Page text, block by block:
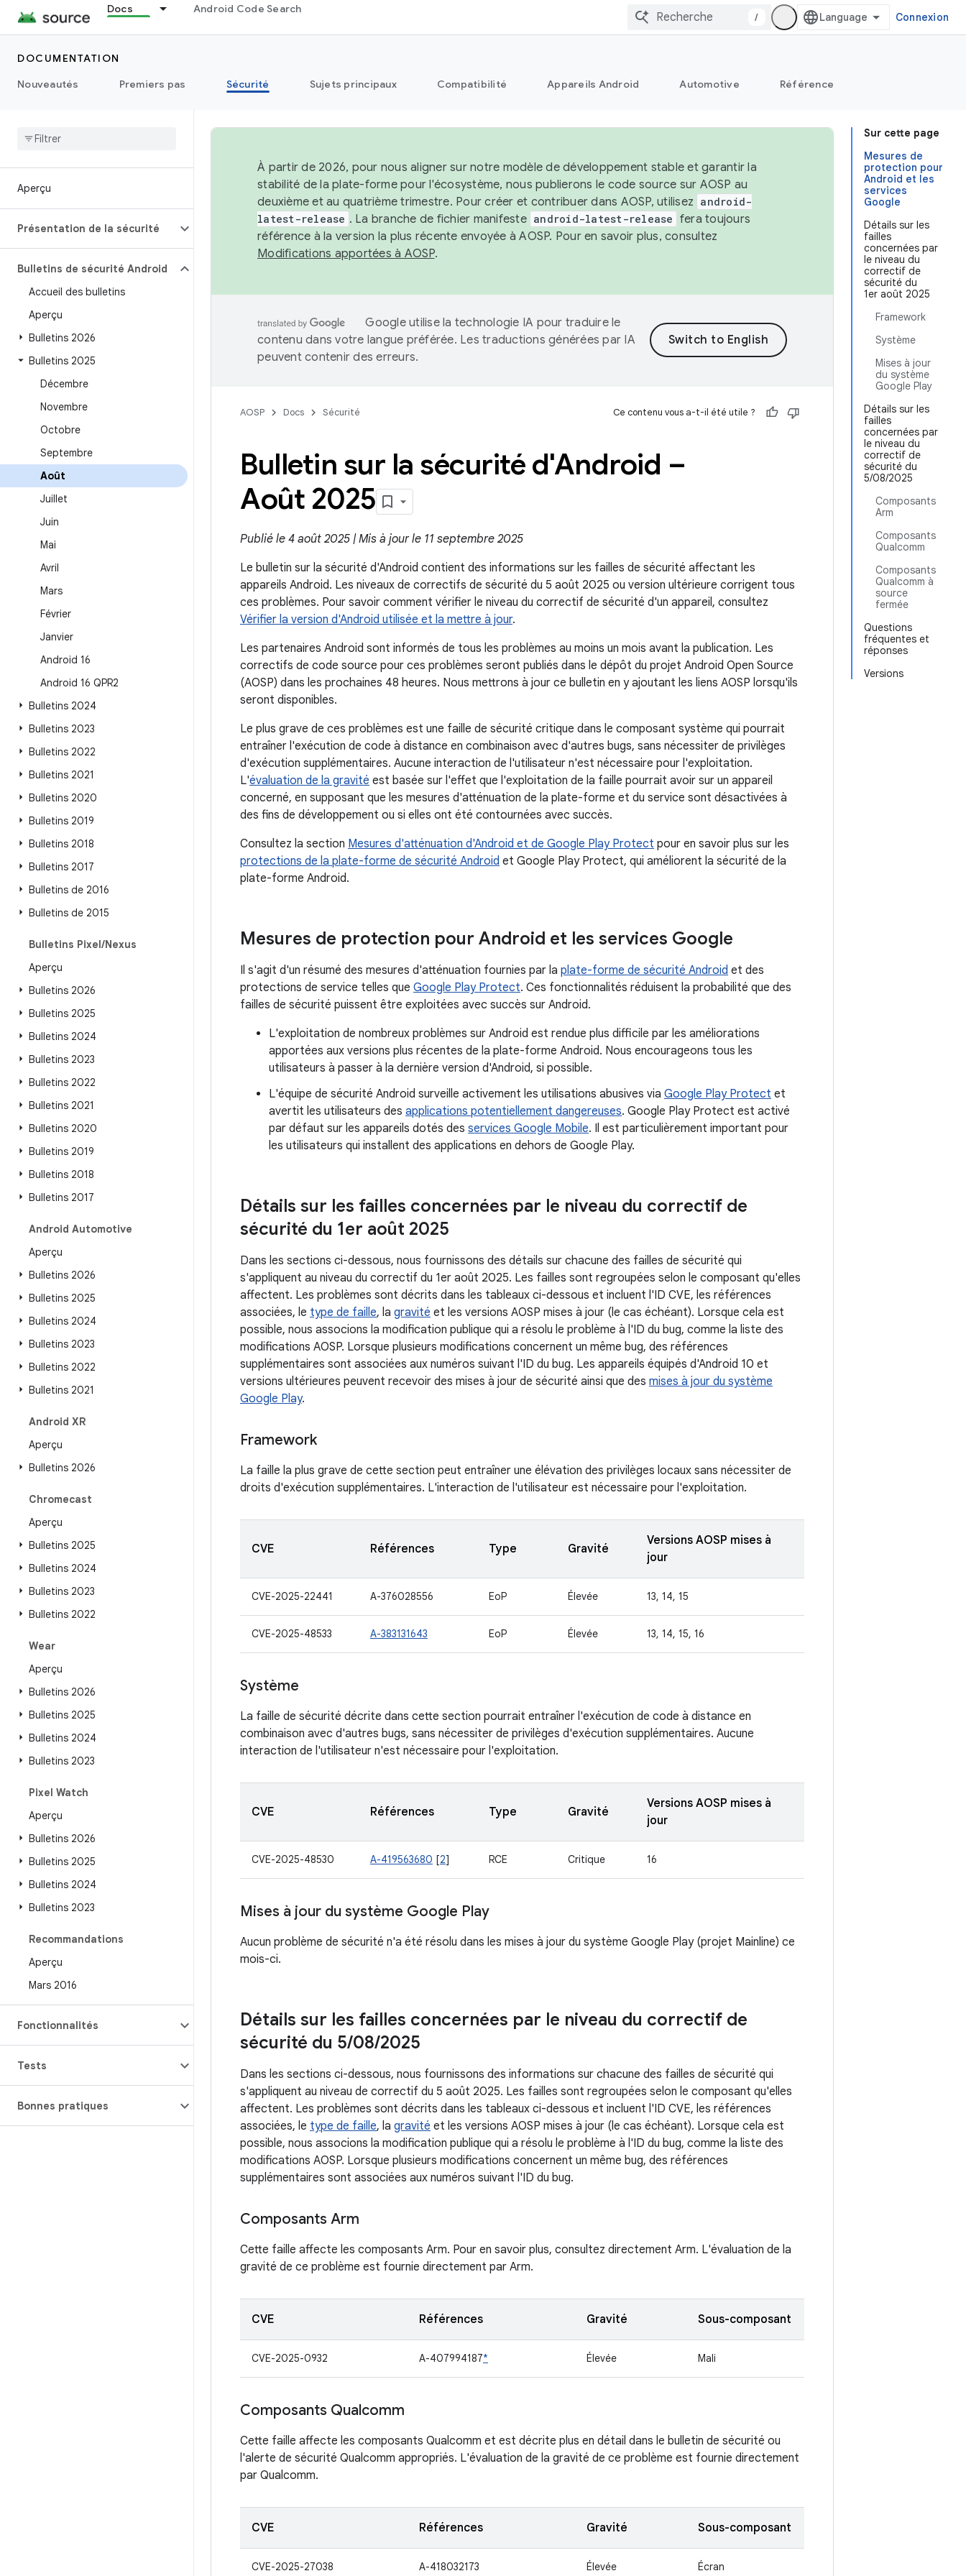
Docs Android Code Search
/ Connexion
DOCUMENTATION
Nouveautés
Premiers pas Sécurité Sujets principaux Compatibilité Appareils Android Automotive Référence
Aperçu
Présentation de la sécurité
Bulletins de sécurité Android
Accueil des bulletins
Aperçu
Bulletins 2026
Bulletins 2025
Décembre
Novembre
Octobre
Septembre
Août
Juillet
Juin
Mai
Avril
Mars
Février
Janvier
Android 16
Android 16 QPR2
Bulletins 2024
Bulletins 2023
Bulletins 2022
Bulletins 2021
Bulletins 2020
Bulletins 2019
Bulletins 2018
Bulletins 2017
Bulletins de 2016
Bulletins de 2015
Bulletins Pixel/Nexus
Aperçu
Bulletins 2026
Bulletins 2025
Bulletins 2024
Bulletins 2023
Bulletins 2022
Bulletins 2021
Bulletins 2020
Bulletins 2019
Bulletins 2018
Bulletins 2017
Android Automotive
Aperçu
Bulletins 2026
Bulletins 2025
Bulletins 2024
Bulletins 2023
Bulletins 2022
Bulletins 2021
Android XR
Aperçu
Bulletins 2026
Chromecast
Aperçu
Bulletins 2025
Bulletins 2024
Bulletins 2023
Bulletins 2022
Wear
Aperçu
Bulletins 2026
Bulletins 2025
Bulletins 2024
Bulletins 2023
Pixel Watch
Aperçu
Bulletins 2026
Bulletins 2025
Bulletins 2024
Bulletins 2023
Recommandations
Aperçu
Mars 2016
Fonctionnalités
Tests
Bonnes pratiques
Sur cette page
Mesures de
protection pour
Android et les
services
Google
Détails sur les
failles
concernées par
le niveau du
correctif de
sécurité du
1er août 2025
Framework
Système
Mises à jour
du système
Google Play
Détails sur les
failles
concernées par
le niveau du
correctif de
sécurité du
5/08/2025
Composants
Arm
Composants
Qualcomm
Composants
Qualcomm à
source
fermée
Questions
fréquentes et
réponses
Versions
À partir de 2026, pour nous aligner sur notre modèle de développement stable et garantir la
stabilité de la plate-forme pour l'écosystème, nous publierons le code source sur AOSP au
deuxième et au quatrième trimestre. Pour créer et contribuer dans AOSP, utilisez android-
latest-release . La branche de fichier manifeste android-latest-release fera toujours
référence à la version la plus récente envoyée à AOSP. Pour en savoir plus, consultez
Modifications apportées à AOSP.
Google utilise la technologie IA pour traduire le
contenu dans votre langue préférée. Les traductions générées par IA
peuvent contenir des erreurs.
AOSP Docs Sécurité Ce contenu vous a-t-il été utile ?
Bulletin sur la sécurité d'Android –
Août 2025
Publié le 4 août 2025 | Mis à jour le 11 septembre 2025
Le bulletin sur la sécurité d'Android contient des informations sur les failles de sécurité affectant les
appareils Android. Les niveaux de correctifs de sécurité du 5 août 2025 ou version ultérieure corrigent tous
ces problèmes. Pour savoir comment vérifier le niveau du correctif de sécurité d'un appareil, consultez
Vérifier la version d'Android utilisée et la mettre à jour.
Les partenaires Android sont informés de tous les problèmes au moins un mois avant la publication. Les
correctifs de code source pour ces problèmes seront publiés dans le dépôt du projet Android Open Source
(AOSP) dans les prochaines 48 heures. Nous mettrons à jour ce bulletin en y ajoutant les liens AOSP lorsqu'ils
seront disponibles.
Le plus grave de ces problèmes est une faille de sécurité critique dans le composant système qui pourrait
entraîner l'exécution de code à distance en combinaison avec d'autres bugs, sans nécessiter de privilèges
d'exécution supplémentaires. Aucune interaction de l'utilisateur n'est nécessaire pour l'exploitation.
L'évaluation de la gravité est basée sur l'effet que l'exploitation de la faille pourrait avoir sur un appareil
concerné, en supposant que les mesures d'atténuation de la plate-forme et du service sont désactivées à
des fins de développement ou si elles ont été contournées avec succès.
Consultez la section Mesures d'atténuation d'Android et de Google Play Protect pour en savoir plus sur les
protections de la plate-forme de sécurité Android et Google Play Protect, qui améliorent la sécurité de la
plate-forme Android.
Mesures de protection pour Android et les services Google
Il s'agit d'un résumé des mesures d'atténuation fournies par la plate-forme de sécurité Android et des
protections de service telles que Google Play Protect. Ces fonctionnalités réduisent la probabilité que des
failles de sécurité puissent être exploitées avec succès sur Android.
L'exploitation de nombreux problèmes sur Android est rendue plus difficile par les améliorations
apportées aux versions plus récentes de la plate-forme Android. Nous encourageons tous les
utilisateurs à passer à la dernière version d'Android, si possible.
L'équipe de sécurité Android surveille activement les utilisations abusives via Google Play Protect et
avertit les utilisateurs des applications potentiellement dangereuses. Google Play Protect est activé
par défaut sur les appareils dotés des services Google Mobile. Il est particulièrement important pour
les utilisateurs qui installent des applications en dehors de Google Play.
Détails sur les failles concernées par le niveau du correctif de
sécurité du 1er août 2025
Dans les sections ci-dessous, nous fournissons des détails sur chacune des failles de sécurité qui
s'appliquent au niveau du correctif du 1er août 2025. Les failles sont regroupées selon le composant qu'elles
affectent. Les problèmes sont décrits dans les tableaux ci-dessous et incluent l'ID CVE, les références
associées, le type de faille, la gravité et les versions AOSP mises à jour (le cas échéant). Lorsque cela est
possible, nous associons la modification publique qui a résolu le problème à l'ID du bug, comme la liste des
modifications AOSP. Lorsque plusieurs modifications concernent un même bug, des références
supplémentaires sont associées aux numéros suivant l'ID du bug. Les appareils équipés d'Android 10 et
versions ultérieures peuvent recevoir des mises à jour de sécurité ainsi que des mises à jour du système
Google Play.
Framework
La faille la plus grave de cette section peut entraîner une élévation des privilèges locaux sans nécessiter de
droits d'exécution supplémentaires. L'interaction de l'utilisateur est nécessaire pour l'exploitation.
CVE Références Type Gravité
Versions AOSP mises à
jour
CVE-2025-22441 A-376028556 EoP Élevée 13, 14, 15
CVE-2025-48533 A-383131643 EoP Élevée 13, 14, 15, 16
Système
La faille de sécurité décrite dans cette section pourrait entraîner l'exécution de code à distance en
combinaison avec d'autres bugs, sans nécessiter de privilèges d'exécution supplémentaires. Aucune
interaction de l'utilisateur n'est nécessaire pour l'exploitation.
CVE Références Type Gravité
Versions AOSP mises à
jour
CVE-2025-48530 A-419563680 [2] RCE Critique 16
Mises à jour du système Google Play
Aucun problème de sécurité n'a été résolu dans les mises à jour du système Google Play (projet Mainline) ce
mois-ci.
Détails sur les failles concernées par le niveau du correctif de
sécurité du 5/08/2025
Dans les sections ci-dessous, nous fournissons des informations sur chacune des failles de sécurité qui
s'appliquent au niveau de correctif du 5 août 2025. Les failles sont regroupées selon le composant qu'elles
affectent. Les problèmes sont décrits dans les tableaux ci-dessous et incluent l'ID CVE, les références
associées, le type de faille, la gravité et les versions AOSP mises à jour (le cas échéant). Lorsque cela est
possible, nous associons la modification publique qui a résolu le problème à l'ID du bug, comme la liste des
modifications AOSP. Lorsque plusieurs modifications concernent un même bug, des références
supplémentaires sont associées aux numéros suivant l'ID du bug.
Composants Arm
Cette faille affecte les composants Arm. Pour en savoir plus, consultez directement Arm. L'évaluation de la
gravité de ce problème est fournie directement par Arm.
CVE Références Gravité Sous-composant
CVE-2025-0932 A-407994187* Élevée Mali
Composants Qualcomm
Cette faille affecte les composants Qualcomm et est décrite plus en détail dans le bulletin de sécurité ou
l'alerte de sécurité Qualcomm appropriés. L'évaluation de la gravité de ce problème est fournie directement
par Qualcomm.
CVE Références Gravité Sous-composant
CVE-2025-27038
A-418032173
Élevée Écran